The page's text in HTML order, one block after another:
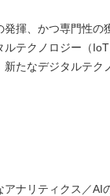
発揮、かつ専門性の
ルテクノロジー（
たなデジタルテ
アナリティクス／